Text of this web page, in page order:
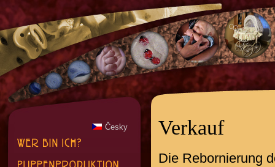
Česky Verkauf
Die Rebornierung